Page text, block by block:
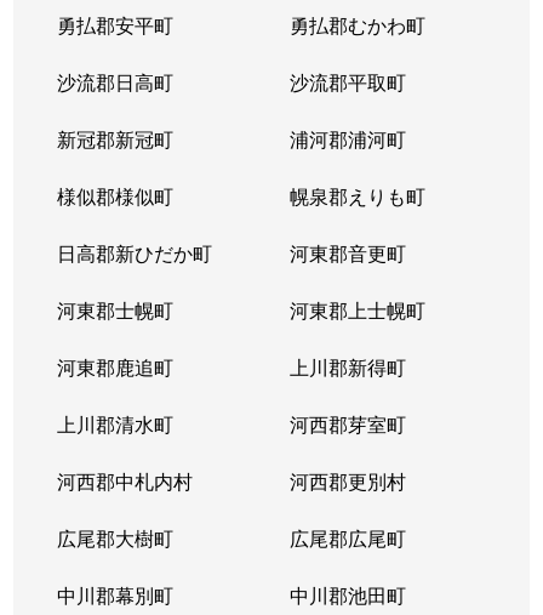
勇払郡安平町 勇払郡むかわ町
沙流郡日高町 沙流郡平取町
新冠郡新冠町 浦河郡浦河町
様似郡様似町 幌泉郡えりも町
日高郡新ひだか町 河東郡音更町
河東郡士幌町 河東郡上士幌町
河東郡鹿追町 上川郡新得町
上川郡清水町 河西郡芽室町
河西郡中札内村 河西郡更別村
広尾郡大樹町 広尾郡広尾町
中川郡幕別町 中川郡池田町